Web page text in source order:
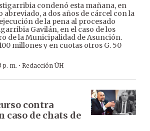
condenó esta mañana, en
a dos años de cárcel con la
de la pena al procesado
Gavilán, en el caso de los
de la Municipalidad de Asunción.
millones y en cuotas otros G. 50
p. m. · Redacción ÚH
contra
de chats de